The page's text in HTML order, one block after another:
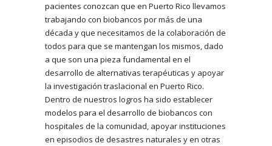
pacientes conozcan que en Puerto Rico llevamos
trabajando con biobancos por más de una
década y que necesitamos de la colaboración de
todos para que se mantengan los mismos, dado
a que son una pieza fundamental en el
desarrollo de alternativas terapéuticas y apoyar
la investigación traslacional en Puerto Rico.
Dentro de nuestros logros ha sido establecer
modelos para el desarrollo de biobancos con
hospitales de la comunidad, apoyar instituciones
en episodios de desastres naturales y en otras